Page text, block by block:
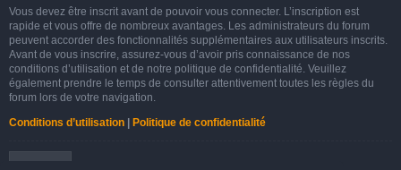
Vous devez être inscrit avant de pouvoir vous connecter. L’inscription est
rapide et vous offre de nombreux avantages. Les administrateurs du forum
peuvent accorder des fonctionnalités supplémentaires aux utilisateurs inscrits.
Avant de vous inscrire, assurez-vous d’avoir pris connaissance de nos
conditions d’utilisation et de notre politique de confidentialité. Veuillez
également prendre le temps de consulter attentivement toutes les règles du
forum lors de votre navigation.
Conditions d’utilisation | Politique de confidentialité